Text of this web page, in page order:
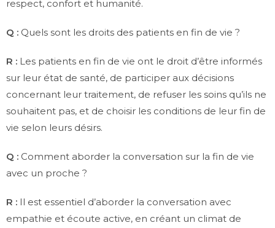
respect, confort et humanité.
Q : Quels sont les droits des patients en fin de vie ?
R : Les patients en fin de vie ont le droit d’être informés
sur leur état de santé, de participer aux décisions
concernant leur traitement, de refuser les soins qu’ils ne
souhaitent pas, et de choisir les conditions de leur fin de
vie selon leurs désirs.
Q : Comment aborder la conversation sur la fin de vie
avec un proche ?
R : Il est essentiel d’aborder la conversation avec
empathie et écoute active, en créant un climat de